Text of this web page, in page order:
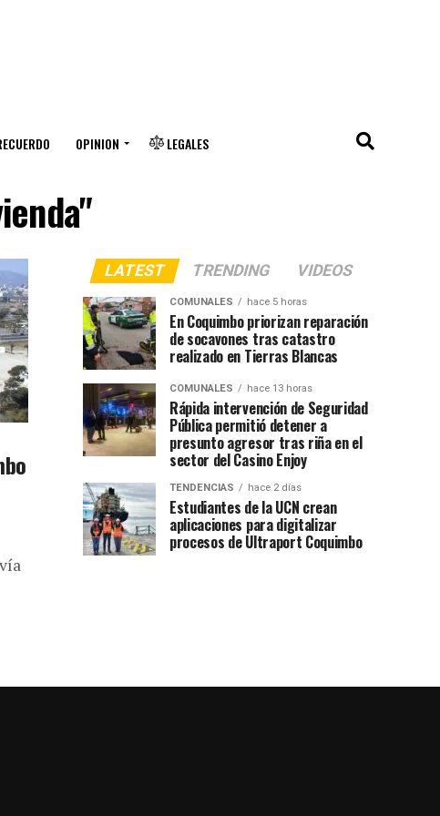
OPINION LEGALES
LATEST TRENDING VIDEOS
COMUNALES hace 5 horas
En Coquimbo priorizan reparación
de socavones tras catastro
realizado en Tierras Blancas
COMUNALES hace 13 horas
Rápida intervención de Seguridad
Pública permitió detener a
presunto agresor tras riña en el
sector del Casino Enjoy
TENDENCIAS hace 2 días
Estudiantes de la UCN crean
aplicaciones para digitalizar
procesos de Ultraport Coquimbo